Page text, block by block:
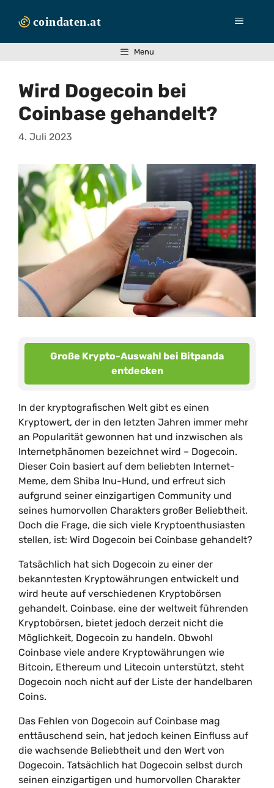
Inhalt
Menü
Menu
Wird Dogecoin bei
Coinbase gehandelt?
4. Juli 2023
Große Krypto-Auswahl bei Bitpanda
entdecken
In der kryptografischen Welt gibt es einen
Kryptowert, der in den letzten Jahren immer mehr
an Popularität gewonnen hat und inzwischen als
Internetphänomen bezeichnet wird – Dogecoin.
Dieser Coin basiert auf dem beliebten Internet-
Meme, dem Shiba Inu-Hund, und erfreut sich
aufgrund seiner einzigartigen Community und
seines humorvollen Charakters großer Beliebtheit.
Doch die Frage, die sich viele Kryptoenthusiasten
stellen, ist: Wird Dogecoin bei Coinbase gehandelt?
Tatsächlich hat sich Dogecoin zu einer der
bekanntesten Kryptowährungen entwickelt und
wird heute auf verschiedenen Kryptobörsen
gehandelt. Coinbase, eine der weltweit führenden
Kryptobörsen, bietet jedoch derzeit nicht die
Möglichkeit, Dogecoin zu handeln. Obwohl
Coinbase viele andere Kryptowährungen wie
Bitcoin, Ethereum und Litecoin unterstützt, steht
Dogecoin noch nicht auf der Liste der handelbaren
Coins.
Das Fehlen von Dogecoin auf Coinbase mag
enttäuschend sein, hat jedoch keinen Einfluss auf
die wachsende Beliebtheit und den Wert von
Dogecoin. Tatsächlich hat Dogecoin selbst durch
seinen einzigartigen und humorvollen Charakter